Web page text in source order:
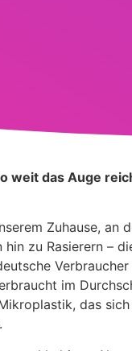
weit das Auge
Zuhause,
zu Rasierern –
im
das